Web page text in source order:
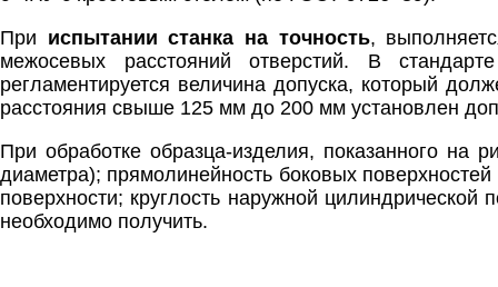
При испытании станка на точность,
межосевых расстояний отверстий. В
регламентируется величина допуска, который
расстояния свыше 125 мм до 200 мм установлен
При обработке образца-изделия, показанного на
диаметра); прямолинейность боковых
поверхности; круглость наружной
необходимо получить.